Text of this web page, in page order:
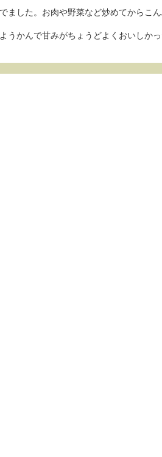
ました。お肉や野菜など炒めてからこ
うかんで甘みがちょうどよくおいしか